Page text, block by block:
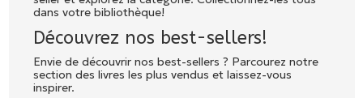
dans votre bibliothèque!
Découvrez nos best-sellers!
Envie de découvrir nos best-sellers ? Parcourez notre
section des livres les plus vendus et laissez-vous
inspirer.